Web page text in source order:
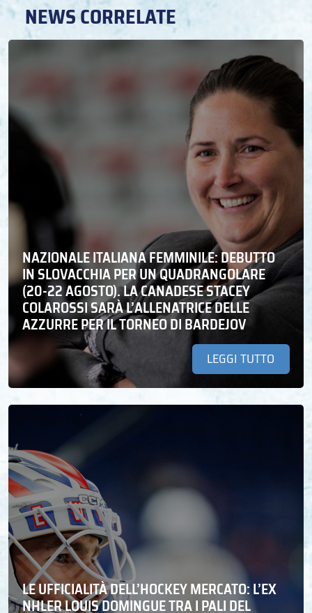
NEWS CORRELATE
NAZIONALE ITALIANA FEMMINILE: DEBUTTO
IN SLOVACCHIA PER UN QUADRANGOLARE
(20-22 AGOSTO). LA CANADESE STACEY
COLAROSSI SARÀ L’ALLENATRICE DELLE
AZZURRE PER IL TORNEO DI BARDEJOV
LEGGI TUTTO
LE UFFICIALITÀ DELL’HOCKEY MERCATO: L’EX
NHLER LOUIS DOMINGUE TRA I PALI DEL